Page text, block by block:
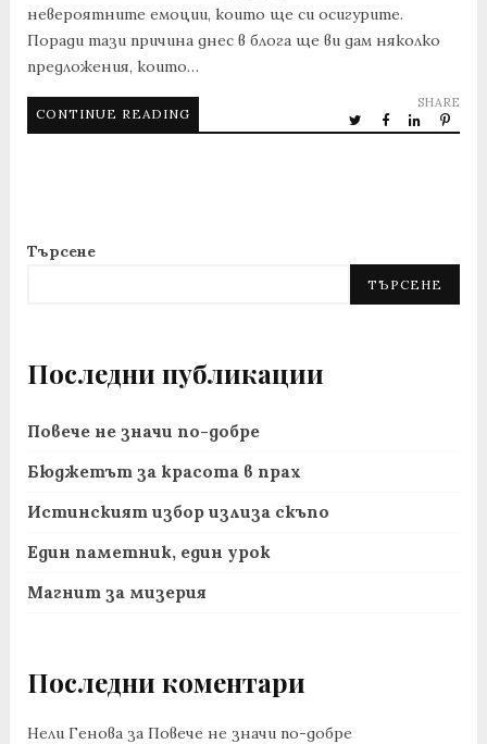
невероятните емоции, които ще си осигурите.
Поради тази причина днес в блога ще ви дам няколко
предложения, които…
CONTINUE READING
SHARE
Търсене
ТЪРСЕНЕ
Последни публикации
Повече не значи по-добре
Бюджетът за красота в прах
Истинският избор излиза скъпо
Един паметник, един урок
Магнит за мизерия
Последни коментари
Нели Геноваза Повече не значи по-добре